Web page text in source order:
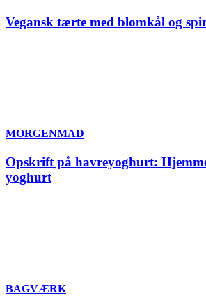
Vegansk tærte med blomkål og
MORGENMAD
Opskrift på havreyoghurt:
yoghurt
BAGVÆRK